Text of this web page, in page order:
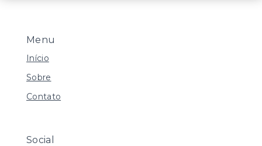
Menu
Início
Sobre
Contato
Social